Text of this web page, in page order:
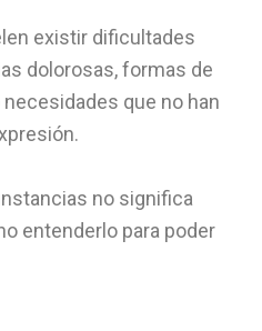
existir dificultades
dolorosas, formas de
que no han
no significa
entenderlo para poder